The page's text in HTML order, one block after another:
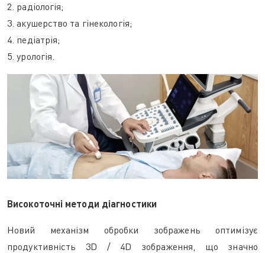
2. радіологія;
3. акушерство та гінекологія;
4. педіатрія;
5. урологія.
Високоточні методи діагностики
Новий механізм обробки зображень оптимізує
продуктивність 3D / 4D зображення, що значно